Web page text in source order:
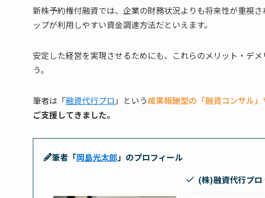
新株予約権付融資では、企業の財務状況よりも将来性が重視
ップが利用しやすい資金調達方法だといえます。
安定した経営を実現させるためにも、これらのメリット・デ
う。
筆者は「融資代行プロ 」という成果報酬型の「融資コンサル」
ご支援してきました。
筆者「岡島光太郎」のプロフィール
(株)融資代行プ